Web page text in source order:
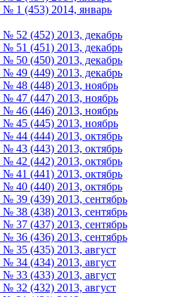
№ 1 (453) 2014, январь
№ 52 (452) 2013, декабрь
№ 51 (451) 2013, декабрь
№ 50 (450) 2013, декабрь
№ 49 (449) 2013, декабрь
№ 48 (448) 2013, ноябрь
№ 47 (447) 2013, ноябрь
№ 46 (446) 2013, ноябрь
№ 45 (445) 2013, ноябрь
№ 44 (444) 2013, октябрь
№ 43 (443) 2013, октябрь
№ 42 (442) 2013, октябрь
№ 41 (441) 2013, октябрь
№ 40 (440) 2013, октябрь
№ 39 (439) 2013, сентябрь
№ 38 (438) 2013, сентябрь
№ 37 (437) 2013, сентябрь
№ 36 (436) 2013, сентябрь
№ 35 (435) 2013, август
№ 34 (434) 2013, август
№ 33 (433) 2013, август
№ 32 (432) 2013, август